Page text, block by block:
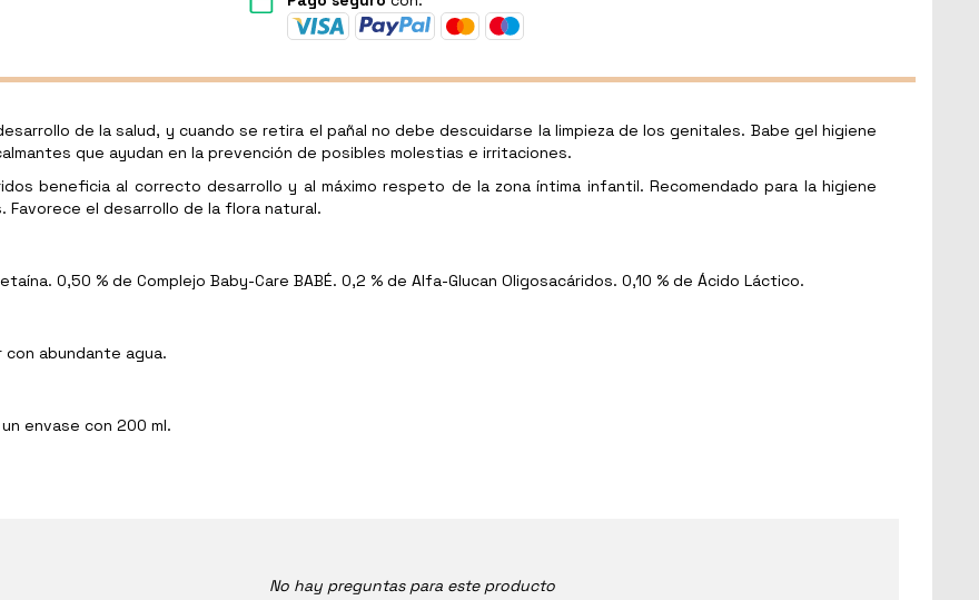
de la salud, y cuando se retira el pañal no debe descuidarse la limpieza de los genitales. Babe gel higiene
que ayudan en la prevención de posibles molestias e irritaciones.
beneficia al correcto desarrollo y al máximo respeto de la zona íntima infantil. Recomendado para la higiene
el desarrollo de la flora natural.
0,50 % de Complejo Baby-Care BABÉ. 0,2 % de Alfa-Glucan Oligosacáridos. 0,10 % de Ácido Láctico.
con abundante agua.
envase con 200 ml.
No hay preguntas para este producto